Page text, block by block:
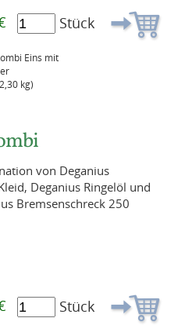
Stück
Eins mit
kg)
von Deganius
Deganius Ringelöl und
Bremsenschreck 250
Stück